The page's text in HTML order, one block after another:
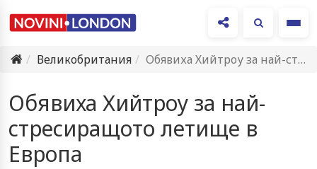
Великобритания
Обявиха Хийтроу за най-стресиращото летище в Европа
Обявиха Хийтроу за най-
стресиращото летище в
Европа